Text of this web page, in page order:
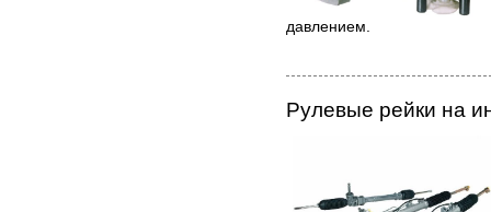
давлением.
Рулевые рейки на